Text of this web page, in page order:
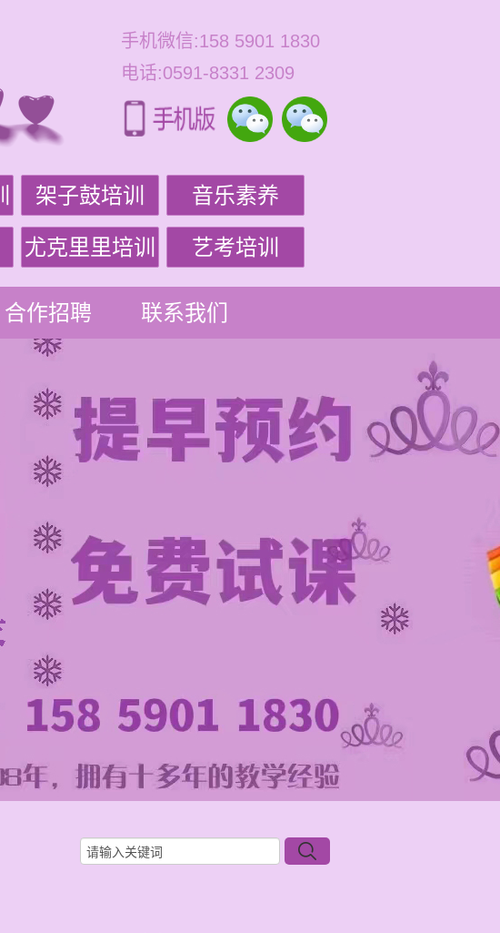
手机微信:158 5901 1830
电话:0591-8331 2309
架子鼓培训 音乐素养
尤克里里培训 艺考培训
合作招聘 联系我们